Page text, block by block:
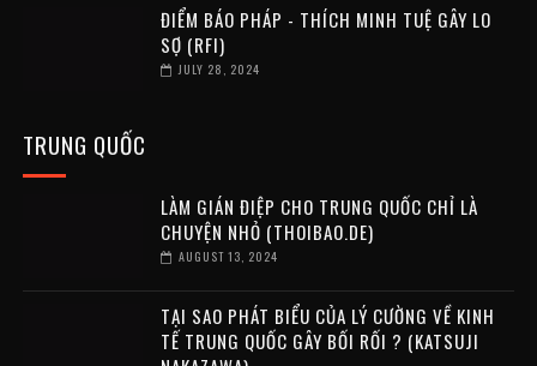
ĐIỂM BÁO PHÁP - THÍCH MINH TUỆ GÂY LO
SỢ (RFI)
JULY 28, 2024
TRUNG QUỐC
LÀM GIÁN ĐIỆP CHO TRUNG QUỐC CHỈ LÀ
CHUYỆN NHỎ (THOIBAO.DE)
AUGUST 13, 2024
TẠI SAO PHÁT BIỂU CỦA LÝ CƯỜNG VỀ KINH
TẾ TRUNG QUỐC GÂY BỐI RỐI ? (KATSUJI